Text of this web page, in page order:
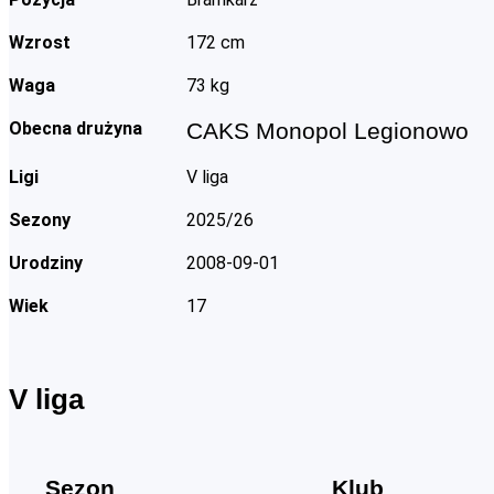
Wzrost 172 cm
Waga 73 kg
Obecna drużyna CAKS Monopol Legionowo
Ligi V liga
Sezony 2025/26
Urodziny 2008-09-01
Wiek 17
V liga
Sezon Klub